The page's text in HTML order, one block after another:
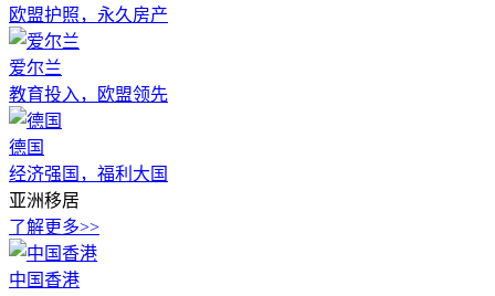
欧盟护照，永久房产
爱尔兰
教育投入，欧盟领先
德国
经济强国，福利大国
亚洲移居
了解更多>>
中国香港